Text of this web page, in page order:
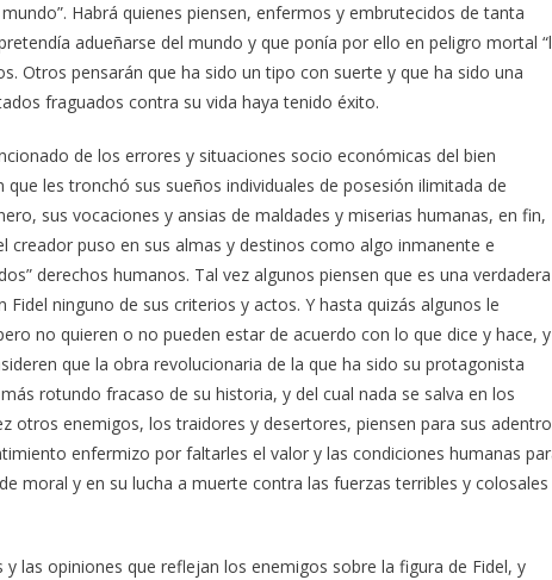
Habrá quienes piensen, enfermos y embrutecidos de tanta
adueñarse del mundo y que ponía por ello en peligro mortal
Otros pensarán que ha sido un tipo con suerte y que ha sido una
fraguados contra su vida haya tenido éxito.
de los errores y situaciones socio económicas del bien
les tronchó sus sueños individuales de posesión ilimitada de
sus vocaciones y ansias de maldades y miserias humanas, en fin,
creador puso en sus almas y destinos como algo inmanente e
derechos humanos. Tal vez algunos piensen que es una verdadera
ninguno de sus criterios y actos. Y hasta quizás algunos le
no quieren o no pueden estar de acuerdo con lo que dice y hace, y
que la obra revolucionaria de la que ha sido su protagonista
rotundo fracaso de su historia, y del cual nada se salva en los
otros enemigos, los traidores y desertores, piensen para sus
enfermizo por faltarles el valor y las condiciones humanas
moral y en su lucha a muerte contra las fuerzas terribles y colosales
las opiniones que reflejan los enemigos sobre la figura de Fidel, y